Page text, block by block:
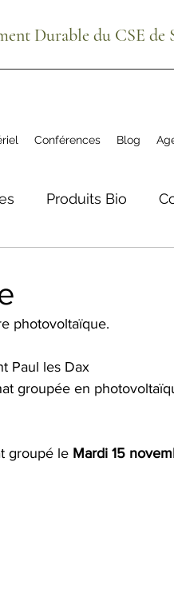
Conférences Blog
Durable du CSE de
Produits Bio
du Bio
Arbres
Nature Biodiversité
photovoltaïque.
Paul les Dax
groupée en
groupé le Mardi 15